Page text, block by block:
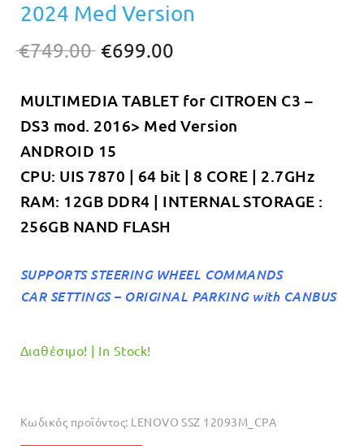
2024 Med Version
€749.00 Original
was:
€749.00.
€699.00
τιμή
είναι:
MULTIMEDIA TABLET for CITROEN C3 –
DS3 mod. 2016> Med Version
ANDROID 15
CPU: UIS 7870 | 64 bit | 8 CORE | 2.7GHz
RAM: 12GB DDR4 | INTERNAL STORAGE :
256GB NAND FLASH
SUPPORTS STEERING WHEEL COMMANDS
CAR SETTINGS – ORIGINAL PARKING with CANBUS
Διαθέσιμο! | In Stock!
Κωδικός προϊόντος: LENOVO SSZ 12093M_CPA